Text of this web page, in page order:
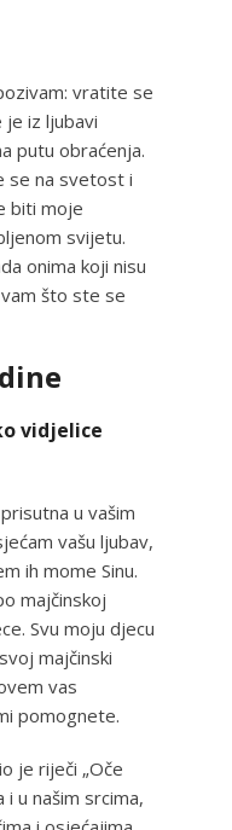
vratite se
je iz ljubavi
putu obraćenja.
se na svetost i
biti moje
svijetu.
onima koji nisu
što ste se
vidjelice
u vašim
vašu ljubav,
ih mome Sinu.
majčinskoj
Svu moju djecu
majčinski
vas
pomognete.
je riječi „Oče
i u našim srcima,